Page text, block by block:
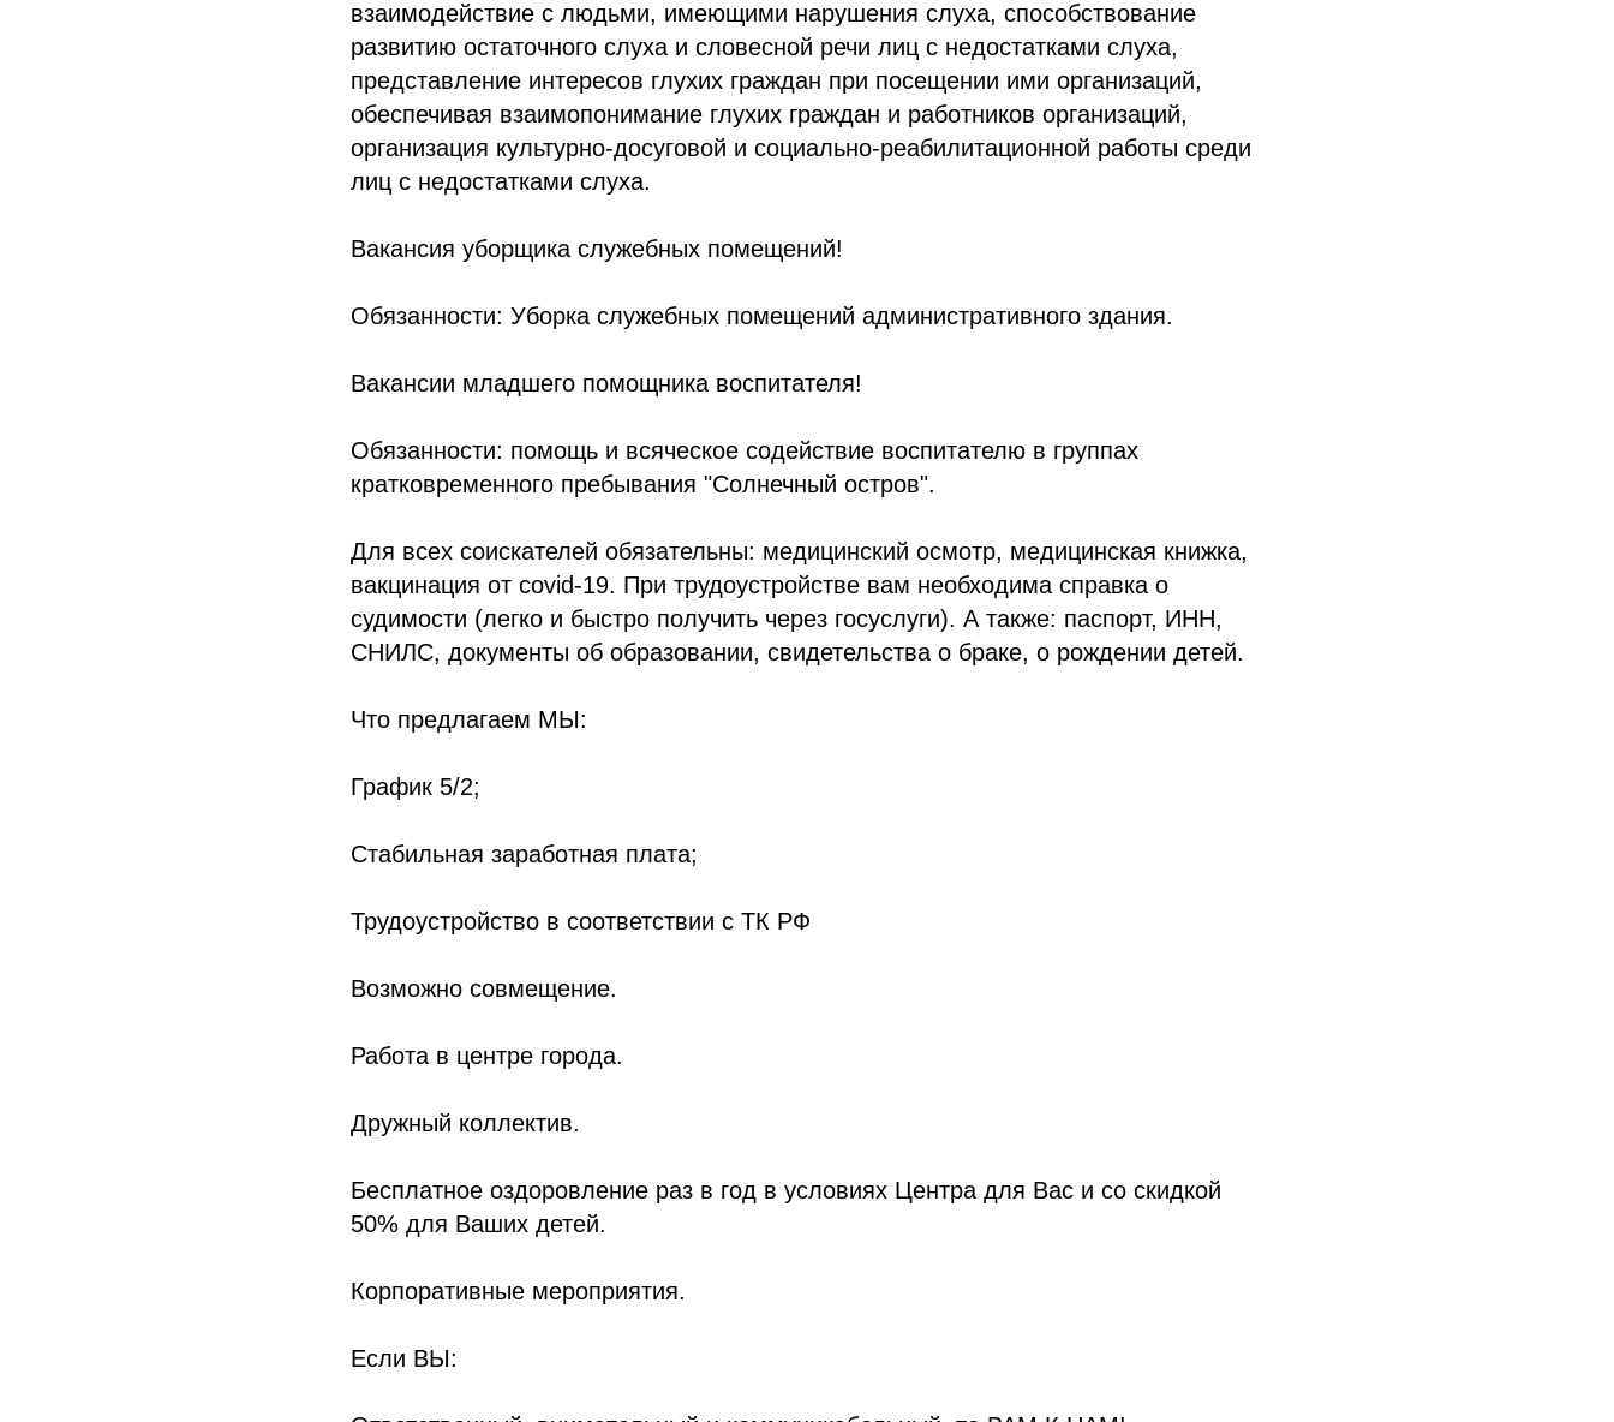
взаимодействие с людьми, имеющими нарушения слуха, способствование
развитию остаточного слуха и словесной речи лиц с недостатками слуха,
представление интересов глухих граждан при посещении ими организаций,
обеспечивая взаимопонимание глухих граждан и работников организаций,
организация культурно-досуговой и социально-реабилитационной работы среди
лиц с недостатками слуха.
Вакансия уборщика служебных помещений!
Обязанности: Уборка служебных помещений административного здания.
Вакансии младшего помощника воспитателя!
Обязанности: помощь и всяческое содействие воспитателю в группах
кратковременного пребывания "Солнечный остров".
Для всех соискателей обязательны: медицинский осмотр, медицинская книжка,
вакцинация от covid-19. При трудоустройстве вам необходима справка о
судимости (легко и быстро получить через госуслуги). А также: паспорт, ИНН,
СНИЛС, документы об образовании, свидетельства о браке, о рождении детей.
Что предлагаем МЫ:
График 5/2;
Стабильная заработная плата;
Трудоустройство в соответствии с ТК РФ
Возможно совмещение.
Работа в центре города.
Дружный коллектив.
Бесплатное оздоровление раз в год в условиях Центра для Вас и со скидкой
50% для Ваших детей.
Корпоративные мероприятия.
Если ВЫ: